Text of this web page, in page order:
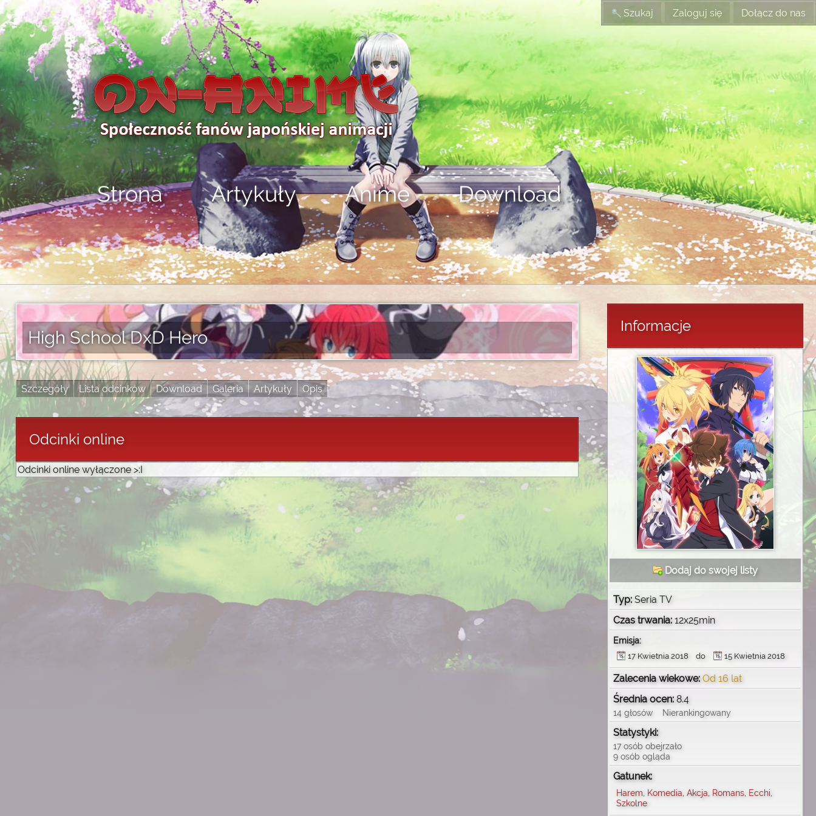
Szukaj Zaloguj się Dołącz do nas
Strona Artykuły Anime Download
High School DxD Hero
Szczegóły Lista odcinków Download Galeria Artykuły Opis
Odcinki online
Odcinki online wyłączone >:I
Informacje
Dodaj do swojej listy
Typ: Seria TV
Czas trwania: 12x25min
Emisja:
17 Kwietnia 2018 do 15 Kwietnia 2018
Zalecenia wiekowe: Od 16 lat
Średnia ocen: 8.4
14 głosów Nierankingowany
Statystyki:
17 osób obejrzało
9 osób ogląda
Gatunek:
Harem Komedia Akcja Romans Ecchi
Szkolne